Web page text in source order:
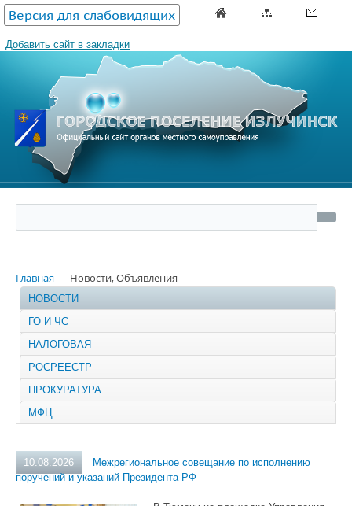
Версия для слабовидящих
Добавить сайт в закладки
Главная Новости, Объявления
НОВОСТИ
ГО И ЧС
НАЛОГОВАЯ
РОСРЕЕСТР
ПРОКУРАТУРА
МФЦ
10.08.2026
Межрегиональное совещание по исполнению
поручений и указаний Президента РФ